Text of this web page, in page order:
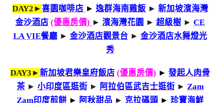
DAY2► 喜園咖啡店 ► 逸群海南雞飯 ► 新加坡濱海灣
金沙酒店 (優惠房價) ► 濱海灣花園 ► 超級樹 ► CE
LA VIE餐廳► 金沙酒店觀景台 ► 金沙酒店水舞燈光
秀
DAY3► 新加坡君樂皇府飯店 (優惠房價) ► 發起人肉骨
茶► 小印度區逛街► 阿拉伯區武吉士逛街► Zam
Zam印度煎餅 ► 阿秋甜品 ► 克拉碼頭 ► 珍寶海鮮